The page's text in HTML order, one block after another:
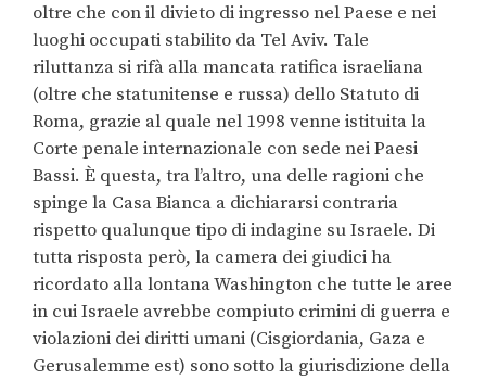
oltre che con il divieto di ingresso nel Paese e nei
luoghi occupati stabilito da Tel Aviv. Tale
riluttanza si rifà alla mancata ratifica israeliana
(oltre che statunitense e russa) dello Statuto di
Roma, grazie al quale nel 1998 venne istituita la
Corte penale internazionale con sede nei Paesi
Bassi. È questa, tra l’altro, una delle ragioni che
spinge la Casa Bianca a dichiararsi contraria
rispetto qualunque tipo di indagine su Israele. Di
tutta risposta però, la camera dei giudici ha
ricordato alla lontana Washington che tutte le aree
in cui Israele avrebbe compiuto crimini di guerra e
violazioni dei diritti umani (Cisgiordania, Gaza e
Gerusalemme est) sono sotto la giurisdizione della